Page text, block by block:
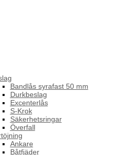
Bandlås syrafast 50 mm
Durkbeslag
Excenterlås
S-Krok
Säkerhetsringar
Överfall
Ankare
Båtfjäder
bricka typ A T6ST
16mm w.